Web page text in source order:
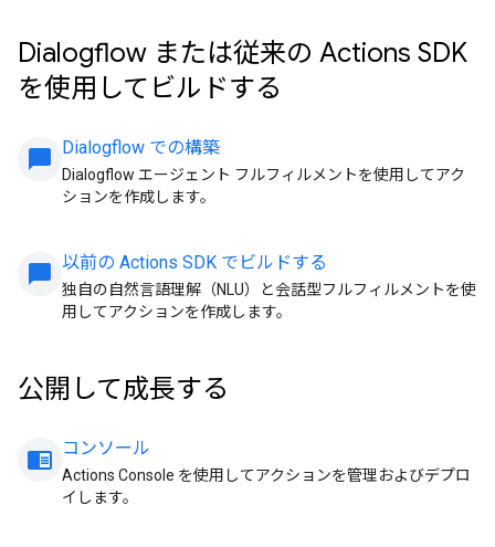
Dialogflow または従来の Actions SDK
を使用してビルドする
chat_bubble Dialogflow での構築
Dialogflow エージェント フルフィルメントを使用してアク
ションを作成します。
chat_bubble 以前の Actions SDK でビルドする
独自の自然言語理解（NLU）と会話型フルフィルメントを使
用してアクションを作成します。
公開して成長する
chrome_reader_mode コンソール
Actions Console を使用してアクションを管理およびデプロ
イします。